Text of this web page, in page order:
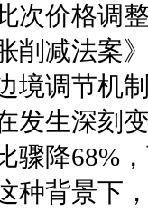
次价格调
削减法案
境调节机
发生深刻
骤降68%
种背景下